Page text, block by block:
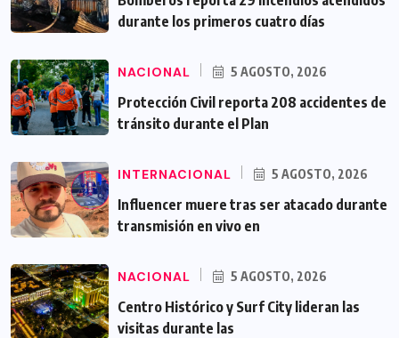
durante los primeros cuatro días
NACIONAL 5 AGOSTO, 2026
Protección Civil reporta 208 accidentes de
tránsito durante el Plan
INTERNACIONAL 5 AGOSTO, 2026
Influencer muere tras ser atacado durante
transmisión en vivo en
NACIONAL 5 AGOSTO, 2026
Centro Histórico y Surf City lideran las
visitas durante las